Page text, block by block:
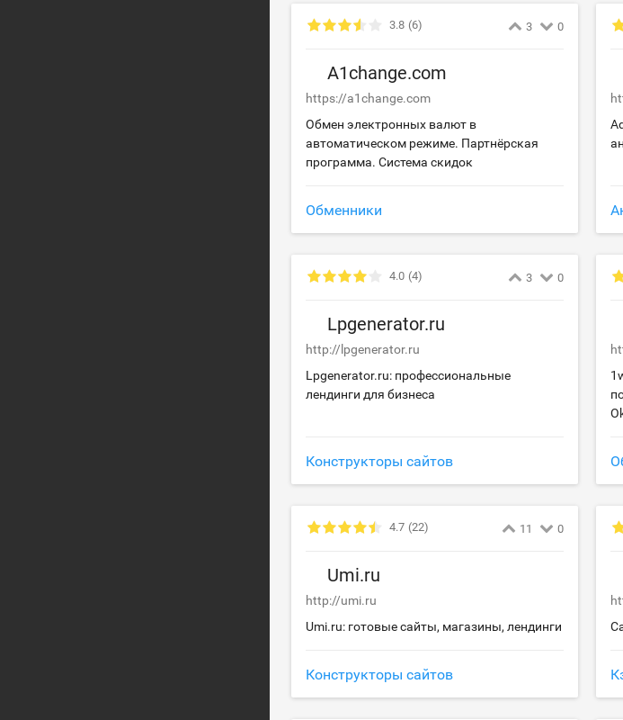
3.8 (6) 3 0
A1change.com
https://a1change.com
Обмен электронных валют в
автоматическом режиме. Партнёрская
программа. Система скидок
Обменники
4.0 (4) 3 0
Lpgenerator.ru
http://lpgenerator.ru
Lpgenerator.ru: профессиональные
лендинги для бизнеса
Конструкторы сайтов
4.7 (22) 11 0
Umi.ru
http://umi.ru
Umi.ru: готовые сайты, магазины, лендинги
Конструкторы сайтов